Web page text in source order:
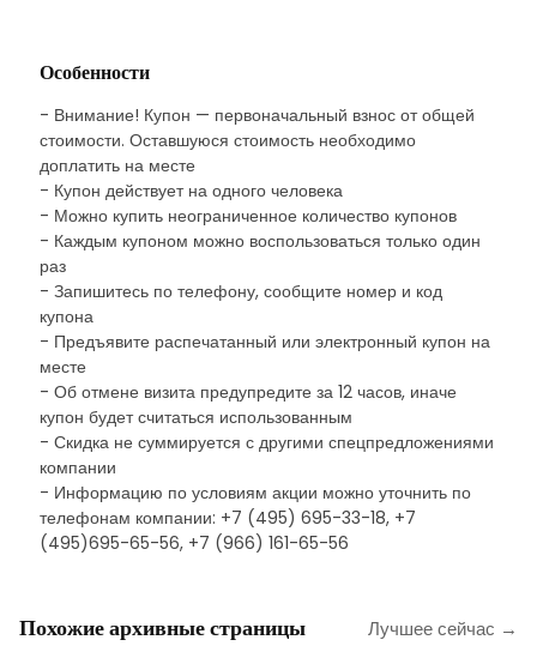
Особенности
- Внимание! Купон — первоначальный взнос от общей
стоимости. Оставшуюся стоимость необходимо
доплатить на месте
- Купон действует на одного человека
- Можно купить неограниченное количество купонов
- Каждым купоном можно воспользоваться только один
раз
- Запишитесь по телефону, сообщите номер и код
купона
- Предъявите распечатанный или электронный купон на
месте
- Об отмене визита предупредите за 12 часов, иначе
купон будет считаться использованным
- Скидка не суммируется с другими спецпредложениями
компании
- Информацию по условиям акции можно уточнить по
телефонам компании: +7 (495) 695-33-18, +7
(495)695-65-56, +7 (966) 161-65-56
Похожие архивные страницы Лучшее сейчас →